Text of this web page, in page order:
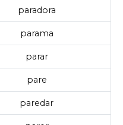
paradora
parama
parar
pare
paredar